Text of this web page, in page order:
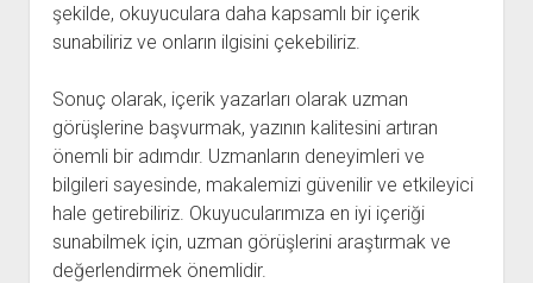
şekilde, okuyuculara daha kapsamlı bir içerik
sunabiliriz ve onların ilgisini çekebiliriz.
Sonuç olarak, içerik yazarları olarak uzman
görüşlerine başvurmak, yazının kalitesini artıran
önemli bir adımdır. Uzmanların deneyimleri ve
bilgileri sayesinde, makalemizi güvenilir ve etkileyici
hale getirebiliriz. Okuyucularımıza en iyi içeriği
sunabilmek için, uzman görüşlerini araştırmak ve
değerlendirmek önemlidir.